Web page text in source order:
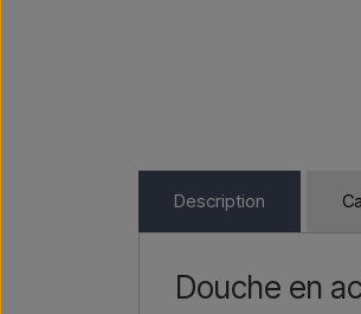
Description
Douche en